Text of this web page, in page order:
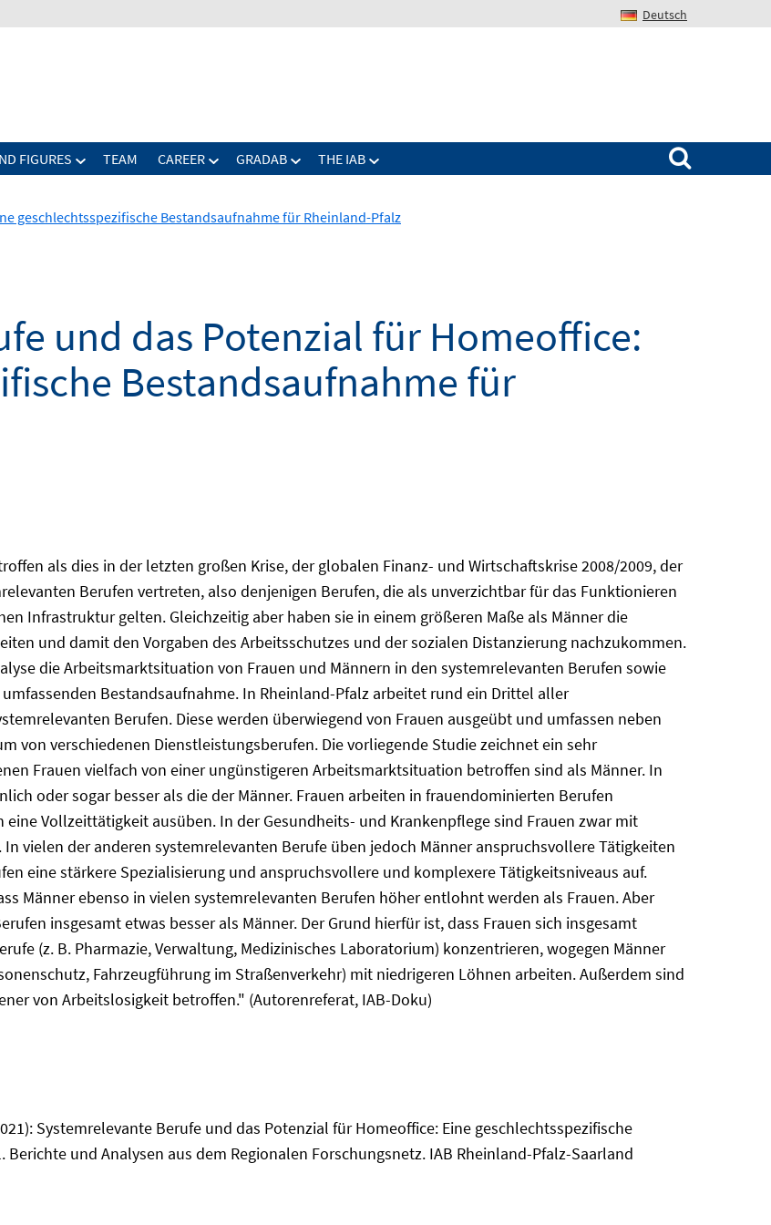
Deutsch
FIGURES TEAM CAREER GRADAB THE IAB
Search for:
geschlechtsspezifische Bestandsaufnahme für Rheinland-Pfalz
und das Potenzial für Homeoffice:
Bestandsaufnahme für
als dies in der letzten großen Krise, der globalen Finanz- und Wirtschaftskrise 2008/2009, der
Berufen vertreten, also denjenigen Berufen, die als unverzichtbar für das Funktionieren
Infrastruktur gelten. Gleichzeitig aber haben sie in einem größeren Maße als Männer die
und damit den Vorgaben des Arbeitsschutzes und der sozialen Distanzierung nachzukommen.
die Arbeitsmarktsituation von Frauen und Männern in den systemrelevanten Berufen sowie
Bestandsaufnahme. In Rheinland-Pfalz arbeitet rund ein Drittel aller
Berufen. Diese werden überwiegend von Frauen ausgeübt und umfassen neben
von verschiedenen Dienstleistungsberufen. Die vorliegende Studie zeichnet ein sehr
Frauen vielfach von einer ungünstigeren Arbeitsmarktsituation betroffen sind als Männer. In
oder sogar besser als die der Männer. Frauen arbeiten in frauendominierten Berufen
Vollzeittätigkeit ausüben. In der Gesundheits- und Krankenpflege sind Frauen zwar mit
vielen der anderen systemrelevanten Berufe üben jedoch Männer anspruchsvollere Tätigkeiten
eine stärkere Spezialisierung und anspruchsvollere und komplexere Tätigkeitsniveaus auf.
Männer ebenso in vielen systemrelevanten Berufen höher entlohnt werden als Frauen. Aber
insgesamt etwas besser als Männer. Der Grund hierfür ist, dass Frauen sich insgesamt
(z. B. Pharmazie, Verwaltung, Medizinisches Laboratorium) konzentrieren, wogegen Männer
Fahrzeugführung im Straßenverkehr) mit niedrigeren Löhnen arbeiten. Außerdem sind
von Arbeitslosigkeit betroffen." (Autorenreferat, IAB-Doku)
Systemrelevante Berufe und das Potenzial für Homeoffice: Eine geschlechtsspezifische
und Analysen aus dem Regionalen Forschungsnetz. IAB Rheinland-Pfalz-Saarland